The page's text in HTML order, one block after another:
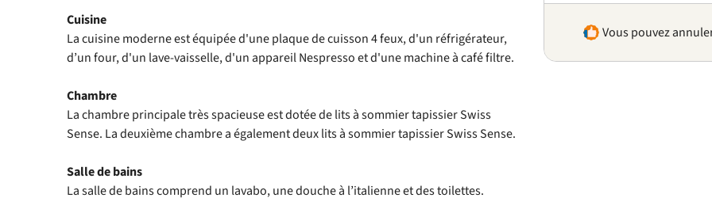
Cuisine
La cuisine moderne est équipée d'une plaque de cuisson 4 feux, d'un réfrigérateur,
d’un four, d'un lave-vaisselle, d'un appareil Nespresso et d'une machine à café filtre.
Chambre
La chambre principale très spacieuse est dotée de lits à sommier tapissier Swiss
Sense. La deuxième chambre a également deux lits à sommier tapissier Swiss Sense.
Salle de bains
La salle de bains comprend un lavabo, une douche à l’italienne et des toilettes.
Vous pouvez